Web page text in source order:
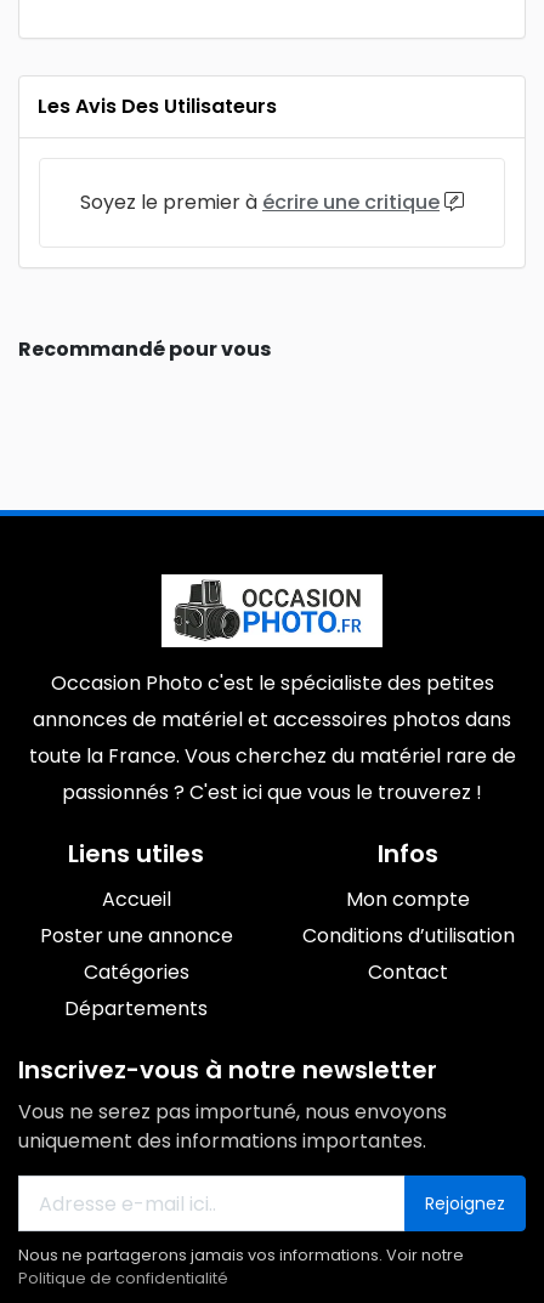
Les Avis Des Utilisateurs
Soyez le premier à écrire une critique
Recommandé pour vous
Occasion Photo c'est le spécialiste des petites
annonces de matériel et accessoires photos dans
toute la France. Vous cherchez du matériel rare de
passionnés ? C'est ici que vous le trouverez !
Liens utiles
Accueil
Poster une annonce
Catégories
Départements
Infos
Mon compte
Conditions d’utilisation
Contact
Inscrivez-vous à notre newsletter
Vous ne serez pas importuné, nous envoyons
uniquement des informations importantes.
Rejoignez
Nous ne partagerons jamais vos informations. Voir notre
Politique de confidentialité